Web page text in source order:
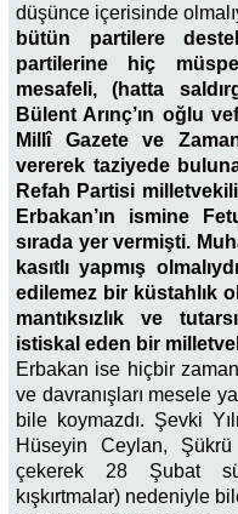
düşünce içerisinde
bütün partilere
partilerine hiç
mesafeli, (hatta
Bülent Arınç’ın oğlu
Millî Gazete ve
vererek taziyede
Refah Partisi
Erbakan’ın ismine
sırada yer vermişti.
kasıtlı yapmış
edilemez bir küstahlık
mantıksızlık ve
istiskal eden bir
Erbakan ise hiçbir
ve davranışları mesele
bile koymazdı. Şevki
Hüseyin Ceylan,
çekerek 28 Şubat
kışkırtmalar) nedeniyle